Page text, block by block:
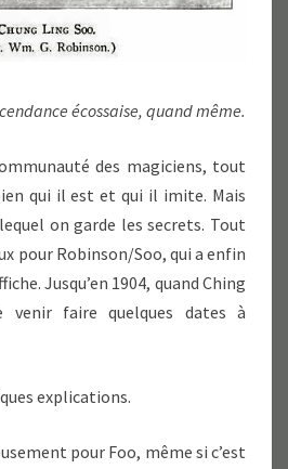
écossaise, quand même.
des magiciens, tout
qui il est et qui il imite. Mais
on garde les secrets. Tout
pour Robinson/Soo, qui a enfin
Jusqu’en 1904, quand Ching
venir faire quelques dates à
explications.
pour Foo, même si c’est